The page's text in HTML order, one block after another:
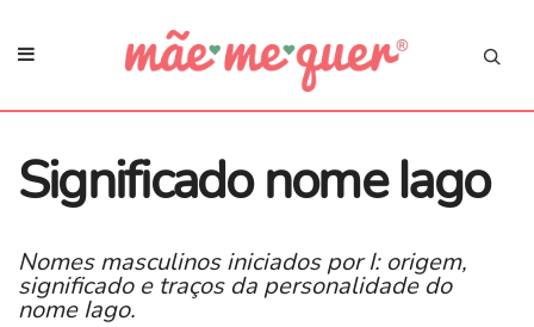
Significado nome Iago
Nomes masculinos iniciados por I: origem,
significado e traços da personalidade do
nome Iago.